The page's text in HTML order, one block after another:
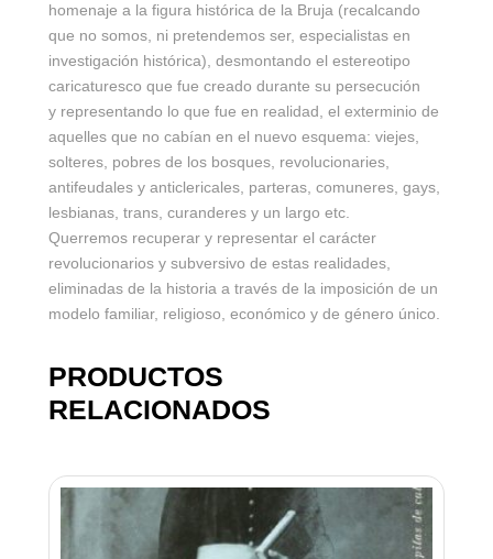
homenaje a la figura histórica de la Bruja (recalcando
que no somos, ni pretendemos ser, especialistas en
investigación histórica), desmontando el estereotipo
caricaturesco que fue creado durante su persecución
y representando lo que fue en realidad, el exterminio de
aquelles que no cabían en el nuevo esquema: viejes,
solteres, pobres de los bosques, revolucionaries,
antifeudales y anticlericales, parteras, comuneres, gays,
lesbianas, trans, curanderes y un largo etc.
Querremos recuperar y representar el carácter
revolucionarios y subversivo de estas realidades,
eliminadas de la historia a través de la imposición de un
modelo familiar, religioso, económico y de género único.
PRODUCTOS
RELACIONADOS